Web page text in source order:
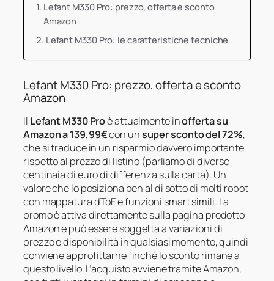
Lefant M330 Pro: prezzo, offerta e sconto
Amazon
Lefant M330 Pro: le caratteristiche tecniche
Lefant M330 Pro: prezzo, offerta e sconto
Amazon
Il Lefant M330 Proè attualmente inofferta su
Amazon a 139,99€con unsuper sconto del 72%,
che si traduce in un risparmio davvero importante
rispetto al prezzo di listino (parliamo di diverse
centinaia di euro di differenza sulla carta). Un
valore che lo posiziona ben al di sotto di molti robot
con mappatura dToF e funzioni smart simili. La
promo è attiva direttamente sulla pagina prodotto
Amazon e può essere soggetta a variazioni di
prezzo e disponibilità in qualsiasi momento, quindi
conviene approfittarne finché lo sconto rimane a
questo livello. L’acquisto avviene tramite Amazon,